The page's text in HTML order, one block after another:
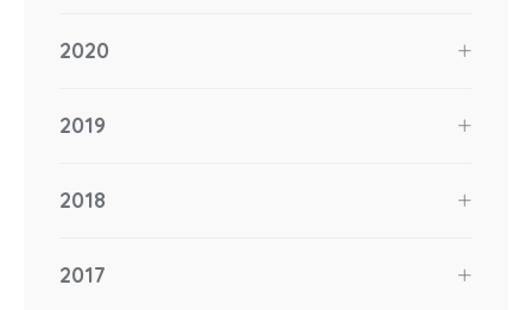
2020
2019
2018
2017